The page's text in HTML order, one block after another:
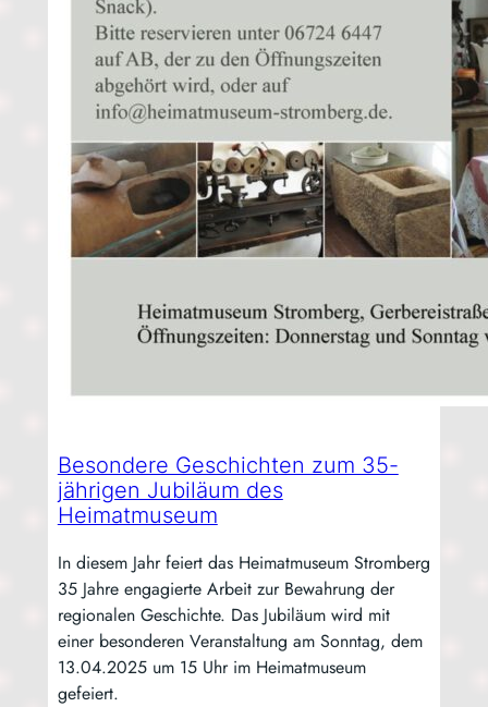
Besondere Geschichten zum 35-
jährigen Jubiläum des
Heimatmuseum
In die­sem Jahr fei­ert das Hei­mat­mu­se­um Strom­berg
35 Jah­re enga­gier­te Arbeit zur Bewah­rung der
regio­na­len Geschich­te. Das Jubi­lä­um wird mit
einer beson­de­ren Ver­an­stal­tung am Sonn­tag, dem
13.04.2025 um 15 Uhr im Hei­mat­mu­se­um
gefeiert.